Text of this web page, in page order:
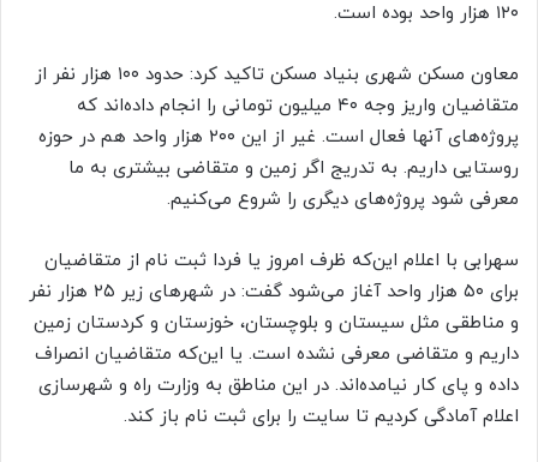
۱۲۰ هزار واحد بوده است.
معاون مسکن شهری بنیاد مسکن تاکید کرد: حدود ۱۰۰ هزار نفر از
متقاضیان واریز وجه ۴۰ میلیون تومانی را انجام داده‌اند که
پروژه‌های آنها فعال است. غیر از این ۲۰۰ هزار واحد هم در حوزه
روستایی داریم. به تدریج اگر زمین و متقاضی بیشتری به ما
معرفی شود پروژه‌های دیگری را شروع می‌کنیم.
سهرابی با اعلام این‌که ظرف امروز یا فردا ثبت نام از متقاضیان
برای ۵۰ هزار واحد آغاز می‌شود گفت: در شهرهای زیر ۲۵ هزار نفر
و مناطقی مثل سیستان و بلوچستان، خوزستان و کردستان زمین
داریم و متقاضی معرفی نشده است. یا این‌که متقاضیان انصراف
داده و پای کار نیامده‌اند. در این مناطق به وزارت راه و شهرسازی
اعلام آمادگی کردیم تا سایت را برای ثبت نام باز کند.